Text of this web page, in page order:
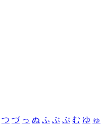
つ づ っ ぬ ふ ぶ ぷ む ゆ ゅ